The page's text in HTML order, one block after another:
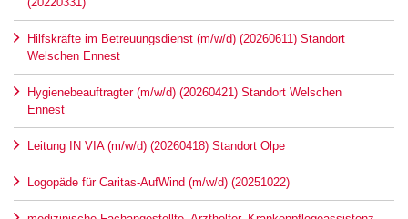
Hilfskräfte im Betreuungsdienst (m/w/d) (20260611) Standort
Welschen Ennest
Hygienebeauftragter (m/w/d) (20260421) Standort Welschen
Ennest
Leitung IN VIA (m/w/d) (20260418) Standort Olpe
Logopäde für Caritas-AufWind (m/w/d) (20251022)